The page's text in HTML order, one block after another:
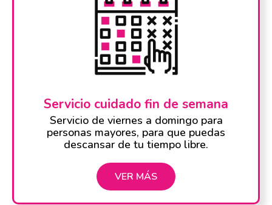
Servicio cuidado fin de semana
Servicio de viernes a domingo para
personas mayores, para que puedas
descansar de tu tiempo libre.
VER MÁS